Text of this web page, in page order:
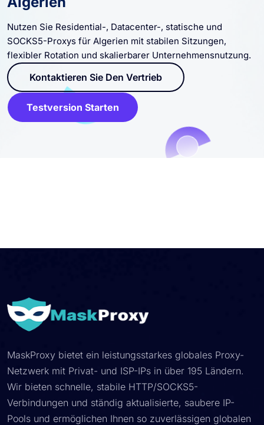
Nutzen Sie Residential-, Datacenter-, statische und
SOCKS5-Proxys für Algerien mit stabilen Sitzungen,
flexibler Rotation und skalierbarer Unternehmensnutzung.
Kontaktieren Sie Den Vertrieb
Testversion Starten
MaskProxy bietet ein leistungsstarkes globales Proxy-
Netzwerk mit Privat- und ISP-IPs in über 195 Ländern.
Wir bieten schnelle, stabile HTTP/SOCKS5-
Verbindungen und ständig aktualisierte, saubere IP-
Pools und ermöglichen Ihnen so zuverlässigen globalen